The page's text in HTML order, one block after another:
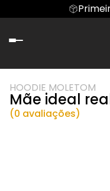
HOODIE MOLETOM
Mãe ideal
(0 avaliações)